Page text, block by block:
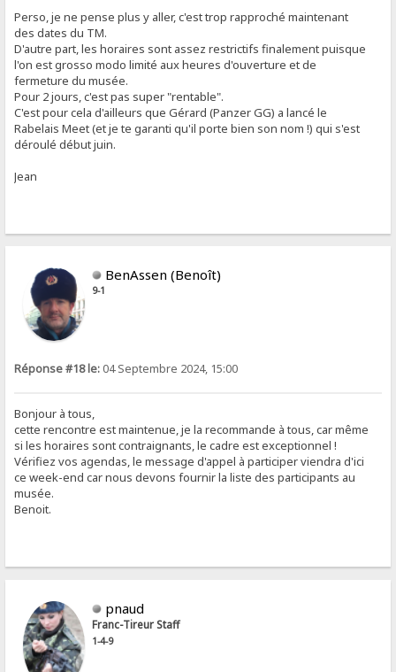
Perso, je ne pense plus y aller, c'est trop rapproché maintenant
des dates du TM.
D'autre part, les horaires sont assez restrictifs finalement puisque
l'on est grosso modo limité aux heures d'ouverture et de
fermeture du musée.
Pour 2 jours, c'est pas super "rentable".
C'est pour cela d'ailleurs que Gérard (Panzer GG) a lancé le
Rabelais Meet (et je te garanti qu'il porte bien son nom !) qui s'est
déroulé début juin.
Jean
BenAssen (Benoît)
9-1
Réponse #18 le: 04 Septembre 2024, 15:00
Bonjour à tous,
cette rencontre est maintenue, je la recommande à tous, car même
si les horaires sont contraignants, le cadre est exceptionnel !
Vérifiez vos agendas, le message d'appel à participer viendra d'ici
ce week-end car nous devons fournir la liste des participants au
musée.
Benoit.
pnaud
Franc-Tireur Staff
1-4-9